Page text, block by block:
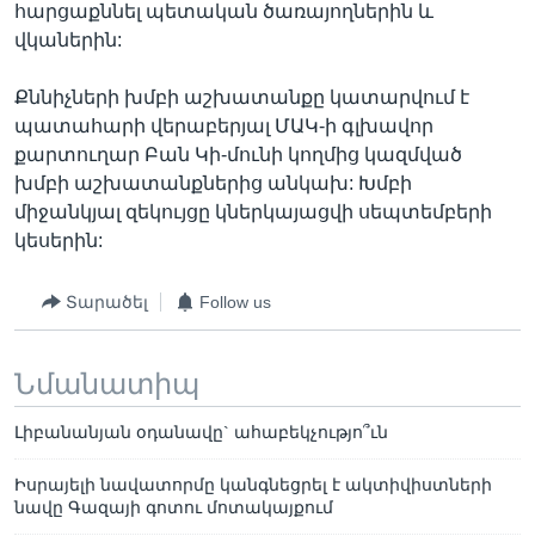
հարցաքննել պետական ծառայողներին և
վկաներին:
Քննիչների խմբի աշխատանքը կատարվում է
պատահարի վերաբերյալ ՄԱԿ-ի գլխավոր
քարտուղար Բան Կի-մունի կողմից կազմված
խմբի աշխատանքներից անկախ: Խմբի
միջանկյալ զեկույցը կներկայացվի սեպտեմբերի
կեսերին:
Տարածել Follow us
Նմանատիպ
Լիբանանյան օդանավը` ահաբեկչությո՞ւն
Իսրայելի նավատորմը կանգնեցրել է ակտիվիստների
նավը Գազայի գոտու մոտակայքում